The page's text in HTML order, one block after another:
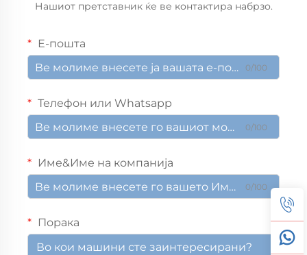
Нашиот претставник ќе ве контактира набрзо.
Е-пошта
0/100
Телефон или Whatsapp
0/100
Име&Име на компанија
0/100
Порака